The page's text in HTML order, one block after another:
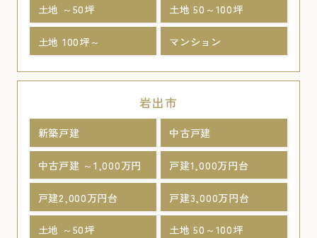
土地 ～50坪 土地 50～100坪
土地 100坪～ マンション
岩出市
新築戸建 中古戸建
中古戸建 ～1,000万円 戸建1,000万円台
戸建2,000万円台 戸建3,000万円台
土地 ～50坪 土地 50～100坪